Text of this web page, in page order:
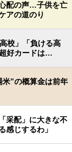
配の声…子供を亡
アの道のり
校」「負ける高
好カードは…
”の概算金は前年
采配」に大きな不
じするわ」